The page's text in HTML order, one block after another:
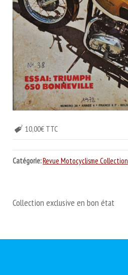
10,00€ TTC
Catégorie:Revue Motocyclisme Collection
Collection exclusive en bon état